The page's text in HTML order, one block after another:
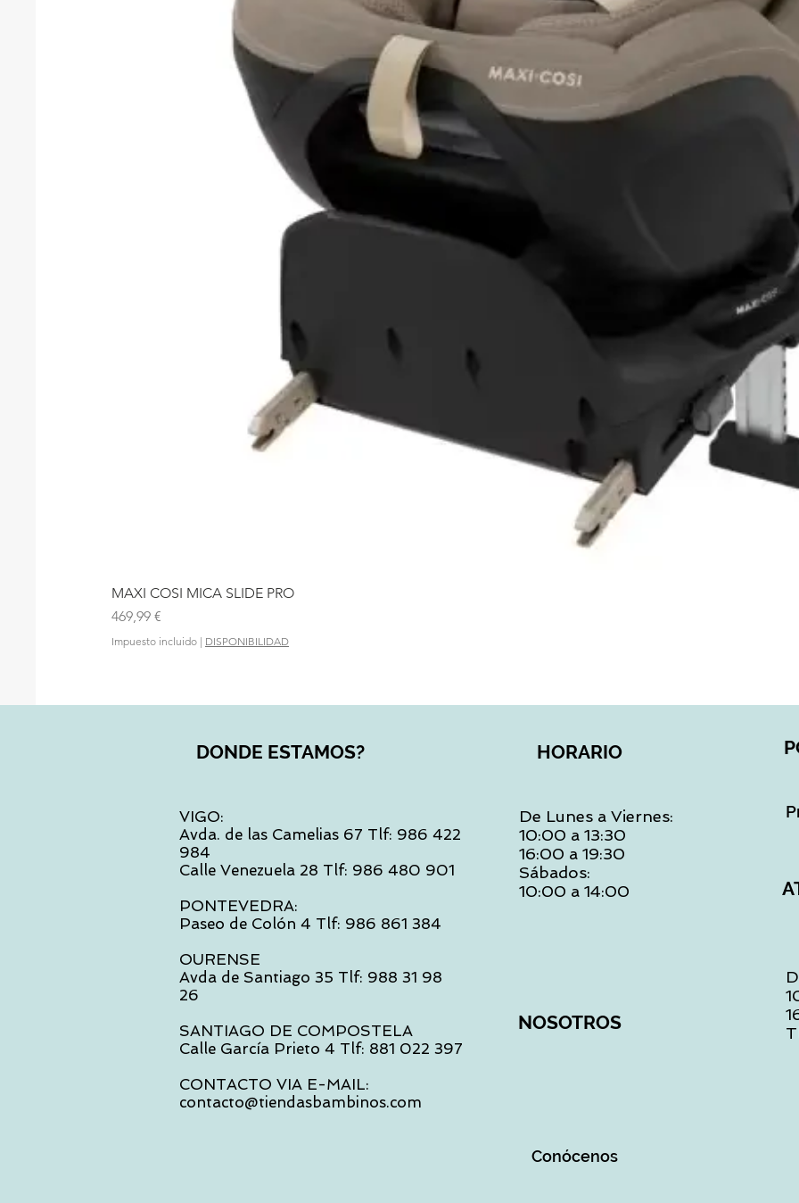
MAXI COSI MICA SLIDE PRO
Precio
469,99 €
Impuesto incluido | DISPONIBILIDAD
DONDE ESTAMOS?
VIGO:
Avda. de las Camelias 67 Tlf: 986 422
984
Calle Venezuela 28 Tlf: 986 480 901
PONTEVEDRA:
Paseo de Colón 4 Tlf: 986 861 384
OURENSE
Avda de Santiago 35 Tlf: 988 31 98
26
SANTIAGO DE COMPOSTELA
Calle García Prieto 4 Tlf: 881 022 397
CONTACTO VIA E-MAIL:
contacto@tiendasbambinos.com
HORARIO
De Lunes a Viernes:
10:00 a 13:30
16:00 a 19:30
Sábados:
10:00 a 14:00
NOSOTROS
Conócenos